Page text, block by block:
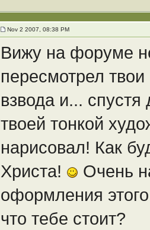
Nov 2 2007, 08:38 PM
Вижу на форуме
пересмотрел
взвода и...
твоей тонкой
нарисовал! Как
Христа!
Очень
оформления
что тебе стоит?